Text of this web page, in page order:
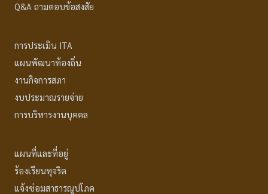
Q&A ถามตอบข้อสงสัย
การประเมิน ITA
แผนพัฒนาท้องถิ่น
งานกิจการสภา
งบประมาณรายจ่าย
การบริหารงานบุคคล
แผนที่และที่อยู่
ร้องเรียนทุจริต
แจ้งซ่อมสาธารณูปโภค